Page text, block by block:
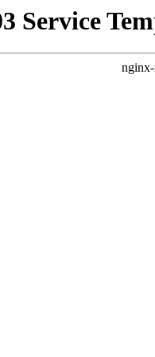
Service